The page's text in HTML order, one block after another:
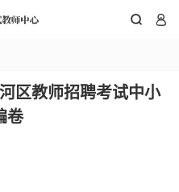
 
区教师招聘考试中小
卷